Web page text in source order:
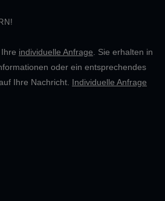
individuelle Anfrage . Sie erhalten in
oder ein entsprechendes
Ihre Nachricht. Individuelle Anfrage